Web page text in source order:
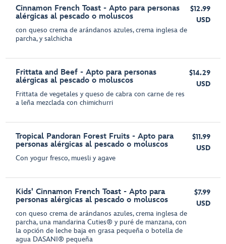
Cinnamon French Toast - Apto para personas
alérgicas al pescado o moluscos
con queso crema de arándanos azules, crema inglesa de
parcha, y salchicha
$12.99
USD
Frittata and Beef - Apto para personas
alérgicas al pescado o moluscos
Frittata de vegetales y queso de cabra con carne de res
a leña mezclada con chimichurri
$14.29
USD
Tropical Pandoran Forest Fruits - Apto para
personas alérgicas al pescado o moluscos
Con yogur fresco, muesli y agave
$11.99
USD
Kids' Cinnamon French Toast - Apto para
personas alérgicas al pescado o moluscos
con queso crema de arándanos azules, crema inglesa de
parcha, una mandarina Cuties® y puré de manzana, con
la opción de leche baja en grasa pequeña o botella de
agua DASANI® pequeña
$7.99
USD